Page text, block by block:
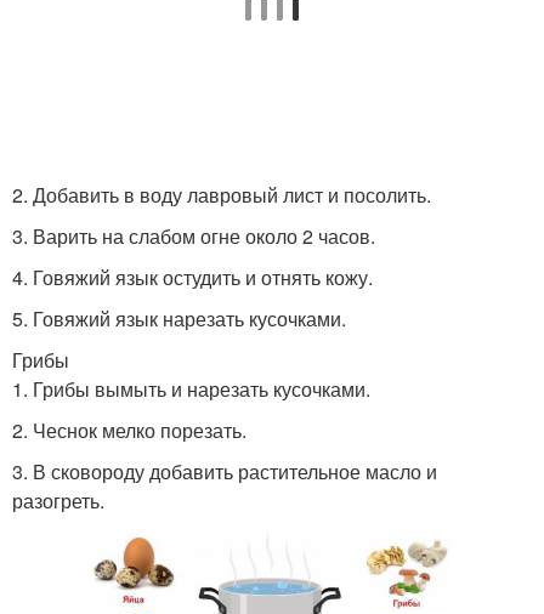
2. Добавить в воду лавровый лист и посолить.
3. Варить на слабом огне около 2 часов.
4. Говяжий язык остудить и отнять кожу.
5. Говяжий язык нарезать кусочками.
Грибы
1. Грибы вымыть и нарезать кусочками.
2. Чеснок мелко порезать.
3. В сковороду добавить растительное масло и
разогреть.